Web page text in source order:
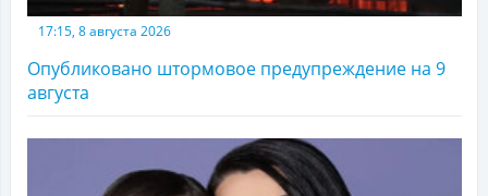
17:15, 8 августа 2026
Опубликовано штормовое предупреждение на 9
августа